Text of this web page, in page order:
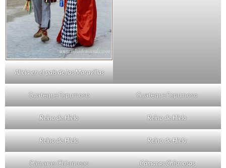
Alicia en el país de las Maravillas
Guateque Espumoso Guateque Espumoso
Reino de Hielo Reino de Hielo
Reino de Hielo Reino de Hielo
Cámaras Chismosas Cámaras Chismosas